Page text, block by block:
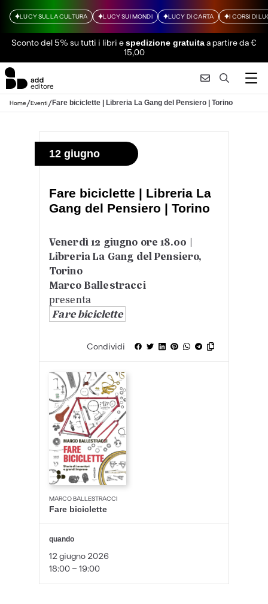
LUCY SULLA CULTURA LUCY SUI MONDI LUCY DI CARTA I CORSI DI
Sconto del 5% su tutti i libri espedizione gratuitaa partire da €
15,00
Home/Eventi/Fare biciclette | Libreria La Gang del Pensiero | Torino
12 giugno
Fare biciclette | Libreria La
Gang del Pensiero | Torino
Venerdì 12 giugno ore 18.00 |
Libreria La Gang del Pensiero,
Torino
Marco Ballestracci
presenta
Fare biciclette
Condividi
MARCO BALLESTRACCI
Fare biciclette
quando
12 giugno 2026
18:00 - 19:00